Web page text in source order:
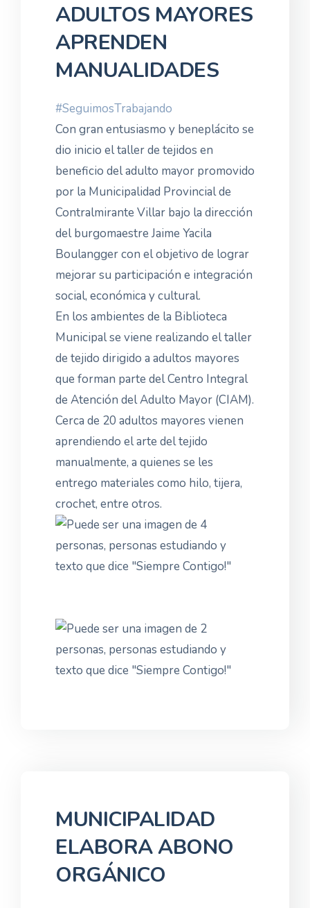
ADULTOS MAYORES
APRENDEN
MANUALIDADES
#SeguimosTrabajando
Con gran entusiasmo y beneplácito se
dio inicio el taller de tejidos en
beneficio del adulto mayor promovido
por la Municipalidad Provincial de
Contralmirante Villar bajo la dirección
del burgomaestre Jaime Yacila
Boulangger con el objetivo de lograr
mejorar su participación e integración
social, económica y cultural.
En los ambientes de la Biblioteca
Municipal se viene realizando el taller
de tejido dirigido a adultos mayores
que forman parte del Centro Integral
de Atención del Adulto Mayor (CIAM).
Cerca de 20 adultos mayores vienen
aprendiendo el arte del tejido
manualmente, a quienes se les
entrego materiales como hilo, tijera,
crochet, entre otros.
MUNICIPALIDAD
ELABORA ABONO
ORGÁNICO